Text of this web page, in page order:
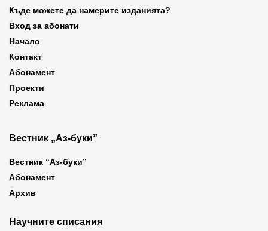
Къде можете да намерите изданията?
Вход за абонати
Начало
Контакт
Абонамент
Проекти
Реклама
Вестник „Аз-буки”
Вестник “Аз-буки”
Абонамент
Архив
Научните списания